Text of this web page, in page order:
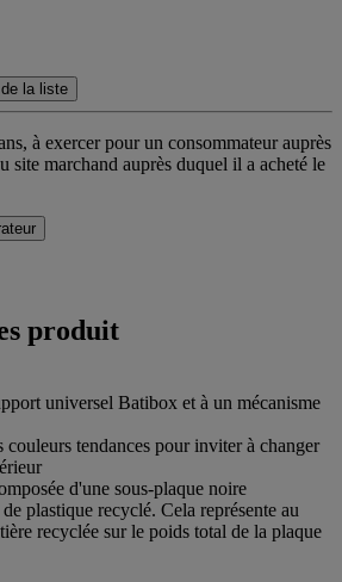
la liste
à exercer pour un consommateur auprès
site marchand auprès duquel il a acheté le
produit
universel Batibox et à un mécanisme
tendances pour inviter à changer
d'une sous-plaque noire
plastique recyclé. Cela représente au
recyclée sur le poids total de la plaque